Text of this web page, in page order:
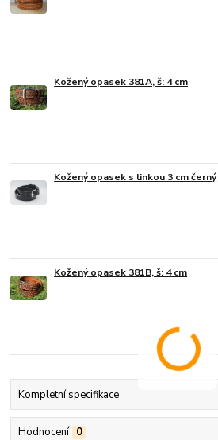
Kožený opasek 381A, š: 4 cm
Kožený opasek s linkou 3 cm černý
Kožený opasek 381B, š: 4 cm
Kompletní specifikace
Hodnocení 0